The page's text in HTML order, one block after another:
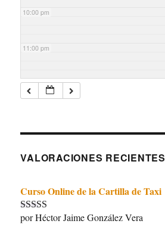
10:00 pm
11:00 pm
VALORACIONES RECIENTES
Curso Online de la Cartilla de Taxi
Valorado con
por Héctor Jaime González Vera